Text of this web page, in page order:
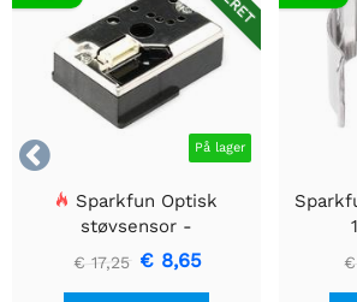
 På lager
Sparkfun Optisk
støvsensor -
GP2Y1010AU0F
€ 17,25 € 8,65